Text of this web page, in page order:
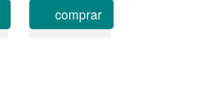
comprar